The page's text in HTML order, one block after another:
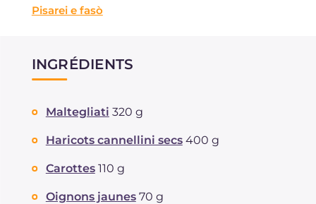
Pisarei e fasò
INGRÉDIENTS
Maltegliati 320 g
Haricots cannellini secs 400 g
Carottes 110 g
Oignons jaunes 70 g